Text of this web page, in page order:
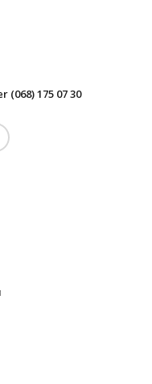
(068) 175 07 30